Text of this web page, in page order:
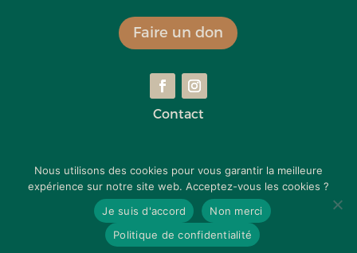
Contact
Politique de confidentialité
Faire un don
Nous utilisons des cookies pour vous garantir la meilleure
expérience sur notre site web. Acceptez-vous les cookies ?
Je suis d'accord
Non merci
Politique de confidentialité